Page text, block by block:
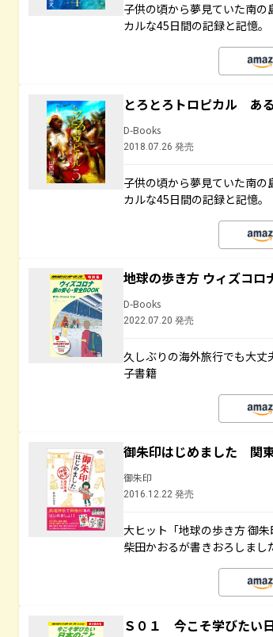
子供の頃から夢見ていた南
カルな45日間の記録と記憶。
とろとろトロピカル あ
D-Books
2018.07.26 発売
子供の頃から夢見ていた南
カルな45日間の記録と記憶。
地球の歩き方 ウィズコロ
D-Books
2022.07.20 発売
久しぶりの海外旅行でも大
子書籍
御朱印はじめました 関
御朱印
2016.12.22 発売
大ヒット「地球の歩き方 御
柴田かおるが書きおろしまし
Ｓ０１ 今こそ学びたい